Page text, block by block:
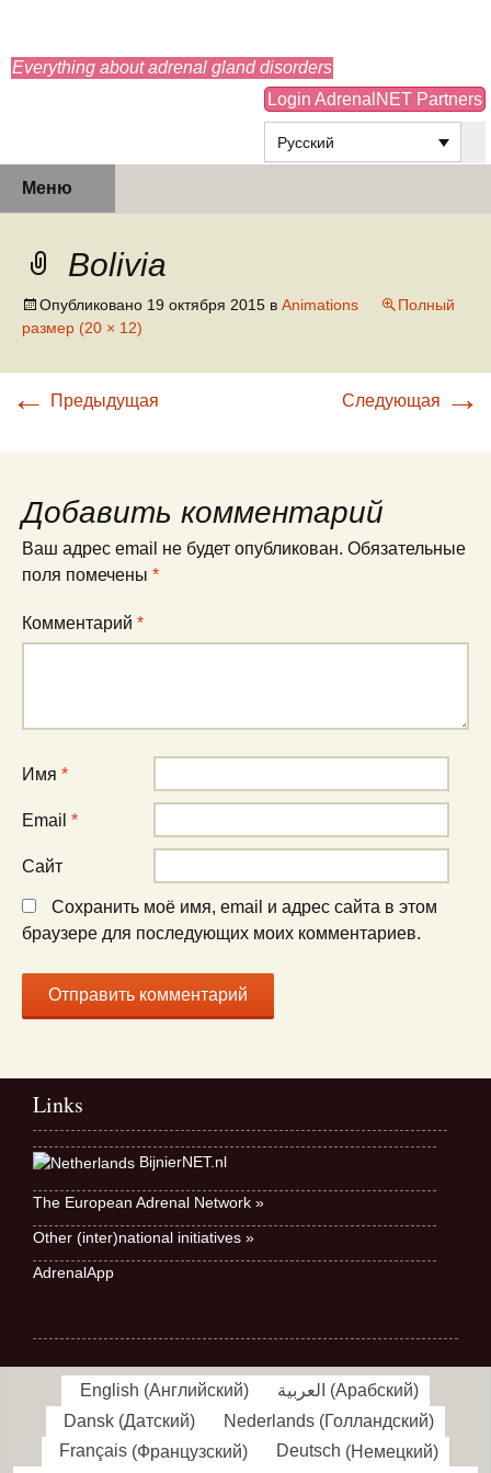
Everything about adrenal gland disorders
Login AdrenalNET Partners
Русский
Меню
Bolivia
Опубликовано 19 октября 2015 в Animations
Полный
размер (20 × 12)
← Предыдущая Следующая →
Добавить комментарий
Ваш адрес email не будет опубликован. Обязательные
поля помечены *
Комментарий *
Имя *
Email *
Сайт
Сохранить моё имя, email и адрес сайта в этом
браузере для последующих моих комментариев.
Links
BijnierNET.nl
The European Adrenal Network »
Other (inter)national initiatives »
AdrenalApp
English (Английский) العربية (Арабский)
Dansk (Датский) Nederlands (Голландский)
Français (Французский) Deutsch (Немецкий)